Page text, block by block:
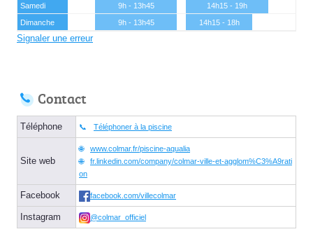
Samedi
9h - 13h45
14h15 - 19h
Dimanche
9h - 13h45 14h15 - 18h
Signaler une erreur
Contact
Téléphone Téléphoner à la piscine
Site web
www.colmar.fr/piscine-aqualia
fr.linkedin.com/company/colmar-ville-et-agglom%C3%A9rati
on
Facebook facebook.com/villecolmar
Instagram @colmar_officiel